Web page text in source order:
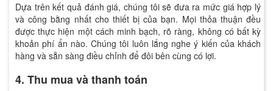
Dựa trên kết quả đánh giá, chúng tôi sẽ đưa ra mức giá hợp lý
và công bằng nhất cho thiết bị của bạn. Mọi thỏa thuận đều
được thực hiện một cách minh bạch, rõ ràng, không có bất kỳ
khoản phí ẩn nào. Chúng tôi luôn lắng nghe ý kiến của khách
hàng và sẵn sàng điều chỉnh để đôi bên cùng có lợi.
4. Thu mua và thanh toán